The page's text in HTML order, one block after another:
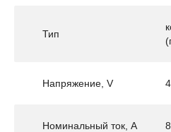
Тип
Напряжение, V
Номинальный ток, А